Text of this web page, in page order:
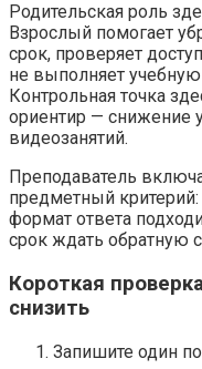
Родительская роль
Взрослый помогает
срок, проверяет
не выполняет
Контрольная точка
ориентир — снижение
видеозанятий.
Преподаватель
предметный
формат ответа
срок ждать обратную
Короткая
снизить
Запишите один